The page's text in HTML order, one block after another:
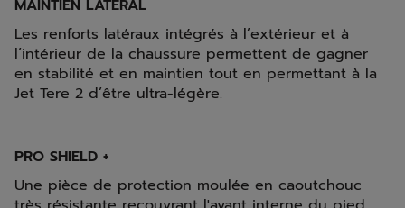
MAINTIEN LATÉRAL
Les renforts latéraux intégrés à l’extérieur et à
l’intérieur de la chaussure permettent de gagner
en stabilité et en maintien tout en permettant à la
Jet Tere 2 d’être ultra-légère.
PRO SHIELD +
Une pièce de protection moulée en caoutchouc